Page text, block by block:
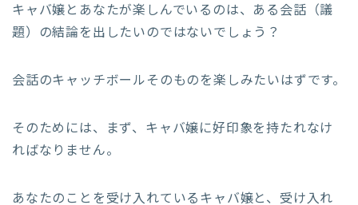
キャバ嬢とあなたが楽しんでいるのは、ある会話（議
題）の結論を出したいのではないでしょう？
会話のキャッチボールそのものを楽しみたいはずです。
そのためには、まず、キャバ嬢に好印象を持たれなけ
ればなりません。
あなたのことを受け入れているキャバ嬢と、受け入れ